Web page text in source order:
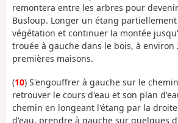
remontera entre les arbres pour
Busloup. Longer un étang
végétation et continuer la montée
trouée à gauche dans le bois, à environ
premières maisons.
(10) S'engouffrer à gauche sur le
retrouver le cours d'eau et son plan
chemin en longeant l'étang par la
d'eau, prendre à gauche sur quelques